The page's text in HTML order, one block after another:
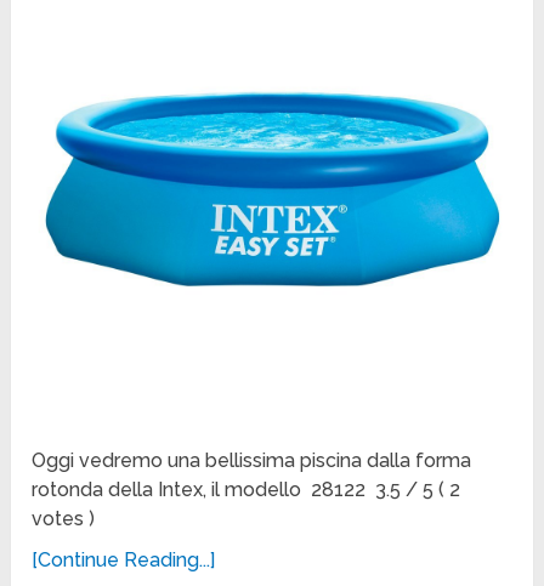
Oggi vedremo una bellissima piscina dalla forma
rotonda della Intex, il modello 28122 3.5 / 5 ( 2
votes )
[Continue Reading...]